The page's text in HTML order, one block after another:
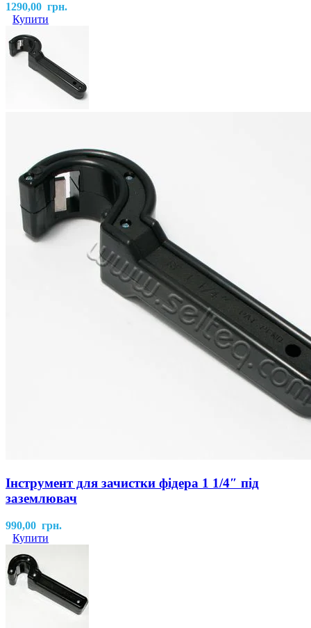
1290,00 грн.
Купити
Інструмент для зачистки фідера 1 1/4″ під
заземлювач
990,00 грн.
Купити